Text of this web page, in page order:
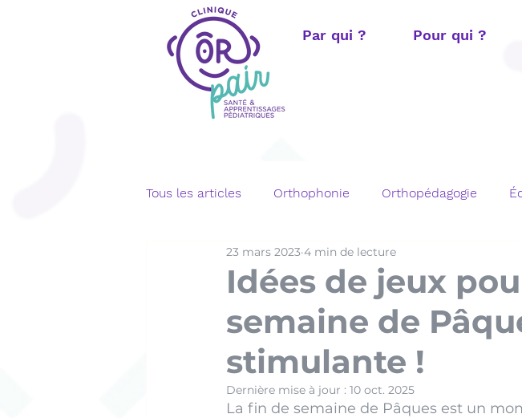
Par qui ? Pour qui ?
Tous les articles Orthophonie Orthopédagogie
Langage écrit Bégaiement Fonctions exécutives
Orthophonie adulte Téléchargements gratuits
Idées de jeux
semaine de
stimulante !
23 mars 2023 4 min de lecture
Dernière mise à jour : 10 oct. 2025
La fin de semaine de Pâques est un